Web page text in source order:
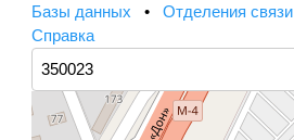
Базы данных • Отделения связи
Справка